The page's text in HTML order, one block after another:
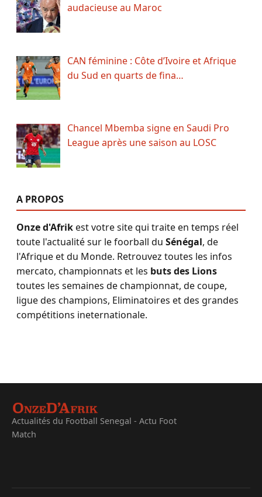
audacieuse au Maroc
CAN féminine : Côte d’Ivoire et Afrique
du Sud en quarts de fina…
Chancel Mbemba signe en Saudi Pro
League après une saison au LOSC
A PROPOS
Onze d'Afrikest votre site qui traite en temps réel
toute l'actualité sur le foorball du Sénégal, de
l'Afrique et du Monde. Retrouvez toutes les infos
mercato, championnats et les buts des Lions
toutes les semaines de championnat, de coupe,
ligue des champions, Eliminatoires et des grandes
compétitions ineternationale.
Actualités du Football Senegal - Actu Foot
Match